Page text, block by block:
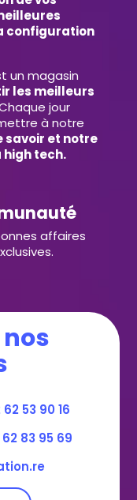
configuration
un magasin
les meilleurs
jour
à notre
savoir et notre
high tech.
affaires
62 53 90 16
62 83 95 69